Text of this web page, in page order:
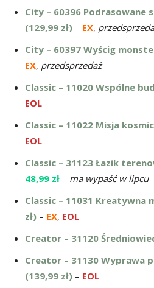
City – 60396 Podrasowane
(129,99 zł) – EX,
City – 60397 Wyścig
EX, przedsprzedaż
Classic – 11020 Wspólne
EOL
Classic – 11022 Misja
EOL
Classic – 31123 Łazik
48,99 zł – ma wypaść w lipcu
Classic – 11031 Kreatywna
zł) – EX, EOL
Creator – 31120
Creator – 31130 Wyprawa
(139,99 zł) – EOL